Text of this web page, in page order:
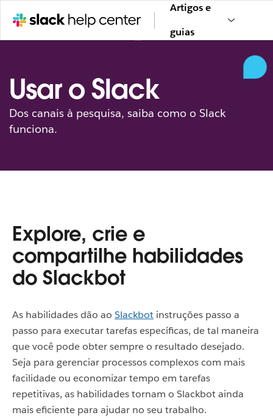
Artigos e
guias
Usar o Slack
Dos canais à pesquisa, saiba como o Slack
funciona.
Explore, crie e
compartilhe habilidades
do Slackbot
As habilidades dão ao Slackbot instruções passo a
passo para executar tarefas específicas, de tal maneira
que você pode obter sempre o resultado desejado.
Seja para gerenciar processos complexos com mais
facilidade ou economizar tempo em tarefas
repetitivas, as habilidades tornam o Slackbot ainda
mais eficiente para ajudar no seu trabalho.